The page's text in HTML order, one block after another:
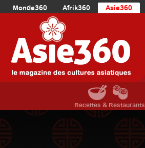
Monde360 Afrik360 Asie360
Europe360
Océanie360
Recettes & Restaurants